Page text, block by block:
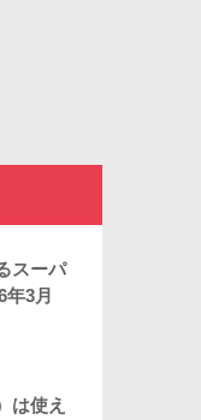
スーパ
3月
は使え